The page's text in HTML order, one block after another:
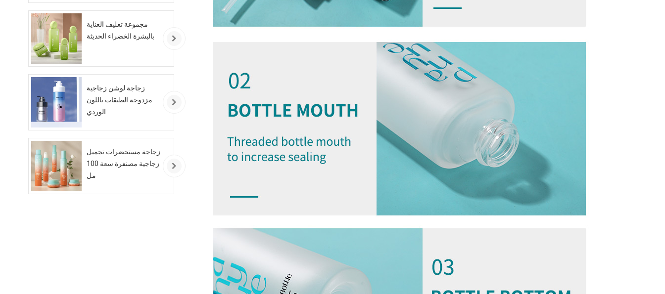
مجموعة تغليف العناية
بالبشرة الخضراء الحديثة
زجاجة لوشن زجاجية
مزدوجة الطبقات باللون
الوردي
زجاجة مستحضرات تجميل
زجاجية مصنفرة سعة 100
مل